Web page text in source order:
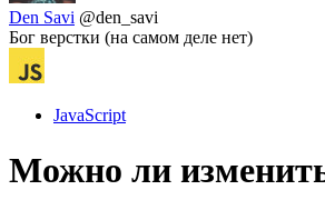
Den Savi @den_savi
Бог верстки (на самом деле нет)
JavaScript
Можно ли